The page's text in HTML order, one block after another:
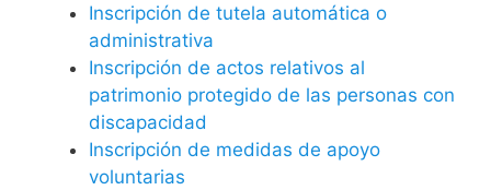
Inscripción de tutela automática o
administrativa
Inscripción de actos relativos al
patrimonio protegido de las personas con
discapacidad
Inscripción de medidas de apoyo
voluntarias